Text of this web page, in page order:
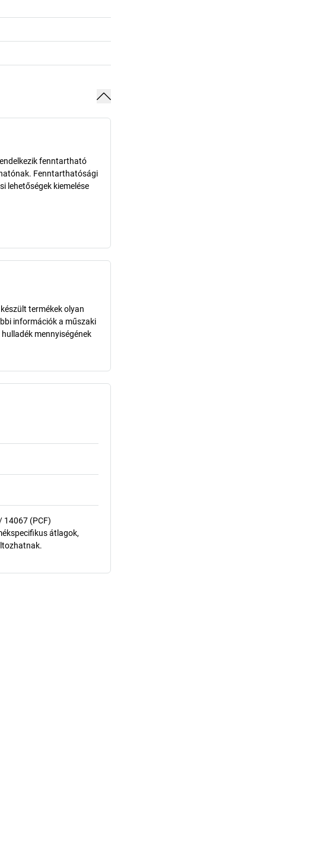
fenntartható
Fenntarthatósági
lehetőségek kiemelése
termékek olyan
információk a műszaki
mennyiségének
14067 (PCF)
átlagok,